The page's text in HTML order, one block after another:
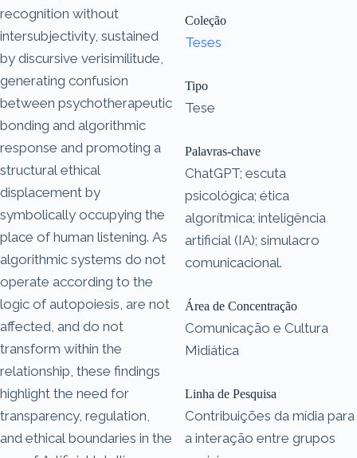
recognition without
intersubjectivity, sustained
by discursive verisimilitude,
generating confusion
between psychotherapeutic
bonding and algorithmic
response and promoting a
structural ethical
displacement by
symbolically occupying the
place of human listening. As
algorithmic systems do not
operate according to the
logic of autopoiesis, are not
affected, and do not
transform within the
relationship, these findings
highlight the need for
transparency, regulation,
and ethical boundaries in the
Coleção
Teses
Tipo
Tese
Palavras-chave
ChatGPT; escuta
psicológica; ética
algorítmica; inteligência
artificial (IA); simulacro
comunicacional.
Área de Concentração
Comunicação e Cultura
Midiática
Linha de Pesquisa
Contribuições da mídia para
a interação entre grupos